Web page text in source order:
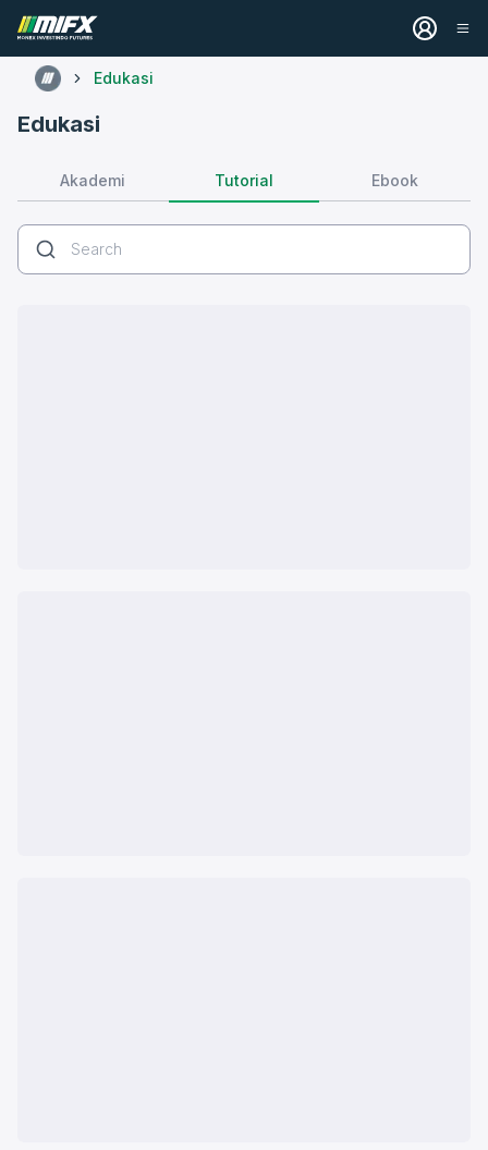
Edukasi
Edukasi
Akademi Tutorial Ebook